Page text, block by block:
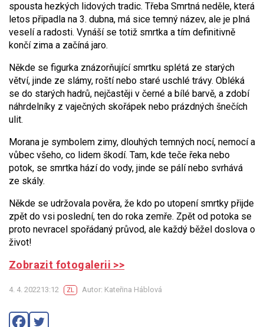
spousta hezkých lidových tradic. Třeba Smrtná neděle, která
letos připadla na 3. dubna, má sice temný název, ale je plná
veselí a radosti. Vynáší se totiž smrtka a tím definitivně
končí zima a začíná jaro.
Někde se figurka znázorňující smrtku splétá ze starých
větví, jinde ze slámy, roští nebo staré uschlé trávy. Obléká
se do starých hadrů, nejčastěji v černé a bílé barvě, a zdobí
náhrdelníky z vaječných skořápek nebo prázdných šnečích
ulit.
Morana je symbolem zimy, dlouhých temných nocí, nemocí a
vůbec všeho, co lidem škodí. Tam, kde teče řeka nebo
potok, se smrtka hází do vody, jinde se pálí nebo svrhává
ze skály.
Někde se udržovala pověra, že kdo po utopení smrtky přijde
zpět do vsi poslední, ten do roka zemře. Zpět od potoka se
proto nevracel spořádaný průvod, ale každý běžel doslova o
život!
Zobrazit fotogalerii >>
4. 4. 202213:12 ZL Autor: Kateřina Háblová